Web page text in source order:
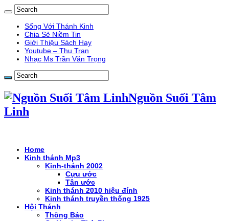
Sống Với Thánh Kinh
Chia Sẻ Niềm Tin
Giới Thiệu Sách Hay
Youtube – Thu Tran
Nhạc Ms Trần Văn Trọng
Nguồn Suối Tâm
Linh
Home
Kinh thánh Mp3
Kinh-thánh 2002
Cựu ước
Tân ước
Kinh thánh 2010 hiệu đính
Kinh thánh truyền thống 1925
Hội Thánh
Thông Báo